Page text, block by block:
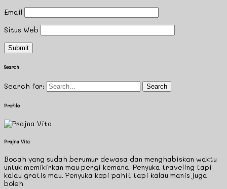
Email
Situs Web
Search
Search for:
Profile
Prajna Vita
Bocah yang sudah berumur dewasa dan menghabiskan waktu
untuk memikirkan mau pergi kemana. Penyuka traveling tapi
kalau gratis mau. Penyuka kopi pahit tapi kalau manis juga
boleh